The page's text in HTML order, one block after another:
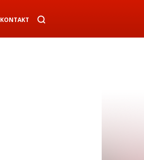
KONTAKT